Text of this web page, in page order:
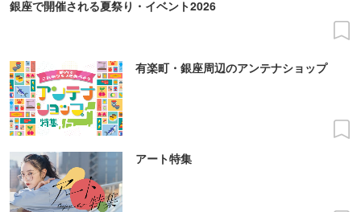
銀座で開催される夏祭り・イベント2026
有楽町・銀座周辺のアンテナショップ
アート特集